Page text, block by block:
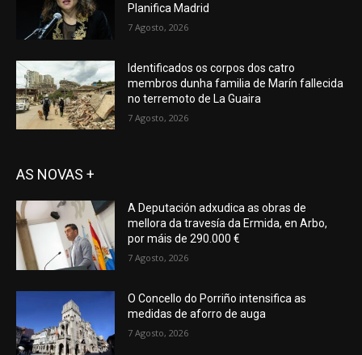
Planifica Madrid
7 Agosto, 2026
Identificados os corpos dos catro
membros dunha familia de Marín fallecida
no terremoto de La Guaira
7 Agosto, 2026
AS NOVAS +
A Deputación adxudica as obras de
mellora da travesía da Ermida, en Arbo,
por máis de 290.000 €
7 Agosto, 2026
O Concello do Porriño intensifica as
medidas de aforro de auga
7 Agosto, 2026